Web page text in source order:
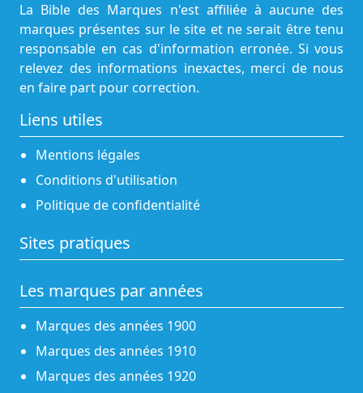
La Bible des Marques n'est affiliée à aucune des
marques présentes sur le site et ne serait être tenu
responsable en cas d'information erronée. Si vous
relevez des informations inexactes, merci de nous
en faire part pour correction.
Liens utiles
Mentions légales
Conditions d'utilisation
Politique de confidentialité
Sites pratiques
Les marques par années
Marques des années 1900
Marques des années 1910
Marques des années 1920